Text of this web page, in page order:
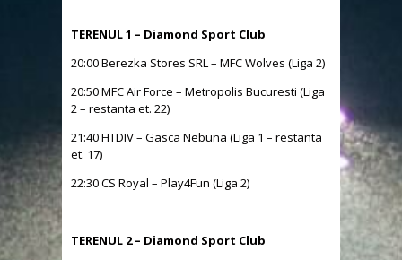
TERENUL 1 – Diamond Sport Club
20:00 Berezka Stores SRL – MFC Wolves (Liga 2)
20:50 MFC Air Force – Metropolis Bucuresti (Liga
2 – restanta et. 22)
21:40 HTDIV – Gasca Nebuna (Liga 1 – restanta
et. 17)
22:30 CS Royal – Play4Fun (Liga 2)
TERENUL 2 – Diamond Sport Club